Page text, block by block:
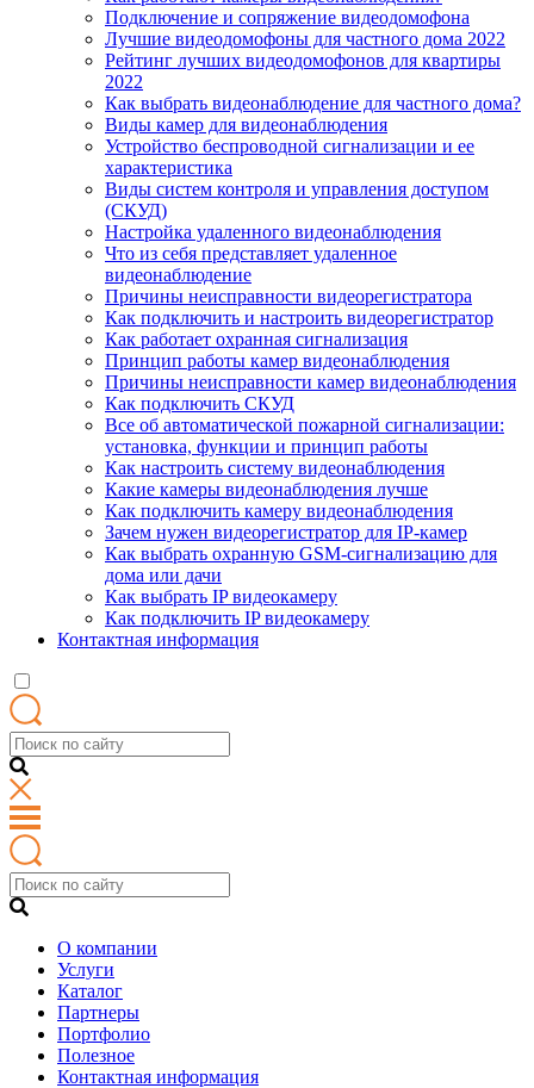
Подключение и сопряжение видеодомофона
Лучшие видеодомофоны для частного дома 2022
Рейтинг лучших видеодомофонов для квартиры
2022
Как выбрать видеонаблюдение для частного дома?
Виды камер для видеонаблюдения
Устройство беспроводной сигнализации и ее
характеристика
Виды систем контроля и управления доступом
(СКУД)
Настройка удаленного видеонаблюдения
Что из себя представляет удаленное
видеонаблюдение
Причины неисправности видеорегистратора
Как подключить и настроить видеорегистратор
Как работает охранная сигнализация
Принцип работы камер видеонаблюдения
Причины неисправности камер видеонаблюдения
Как подключить СКУД
Все об автоматической пожарной сигнализации:
установка, функции и принцип работы
Как настроить систему видеонаблюдения
Какие камеры видеонаблюдения лучше
Как подключить камеру видеонаблюдения
Зачем нужен видеорегистратор для IP-камер
Как выбрать охранную GSM-сигнализацию для
дома или дачи
Как выбрать IP видеокамеру
Как подключить IP видеокамеру
Контактная информация
О компании
Услуги
Каталог
Партнеры
Портфолио
Полезное
Контактная информация